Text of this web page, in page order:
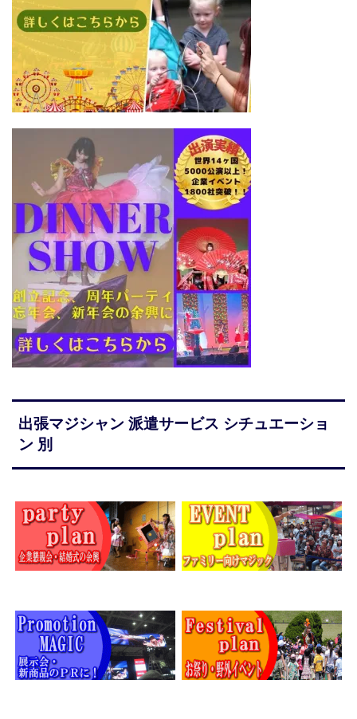
出張マジシャン 派遣サービス シチュエーショ
ン 別